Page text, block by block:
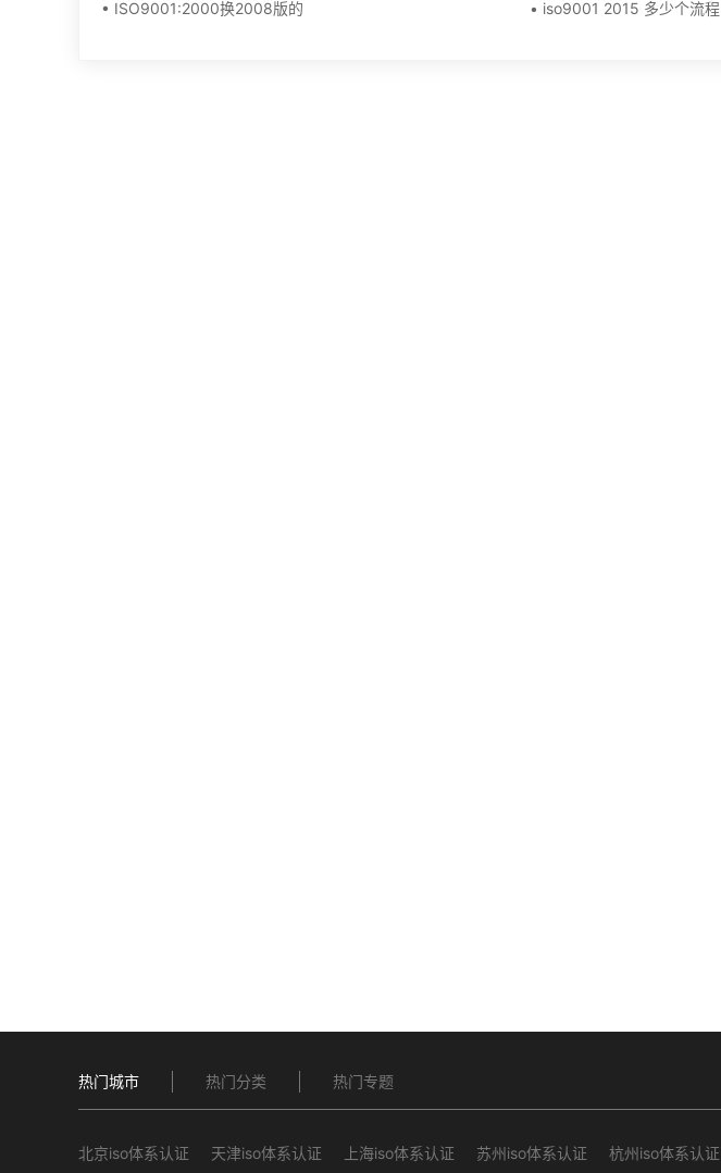
• ISO9001:2000换2008版的
• iso9001 2015 多少个流程
热门城市 热门分类 热门专题
北京iso体系认证 天津iso体系认证 上海iso体系认证 苏州iso体系认证 杭州iso体系认证